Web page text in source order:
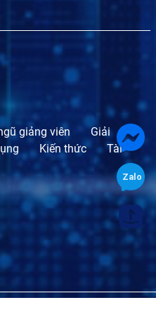
giảng viên
Giải
Kiến thức
Tài